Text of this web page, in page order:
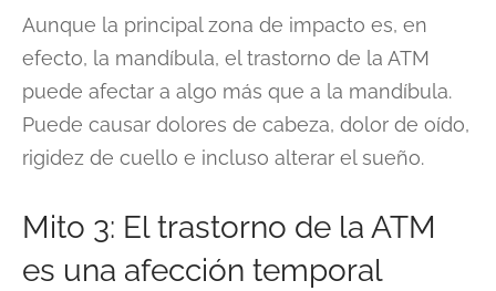
Aunque la principal zona de impacto es, en
efecto, la mandíbula, el trastorno de la ATM
puede afectar a algo más que a la mandíbula.
Puede causar dolores de cabeza, dolor de oído,
rigidez de cuello e incluso alterar el sueño.
Mito 3: El trastorno de la ATM
es una afección temporal